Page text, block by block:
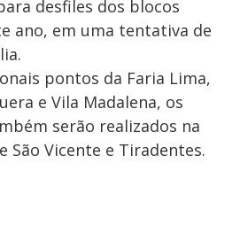
desfiles dos blocos
ano, em uma tentativa de
pontos da Faria Lima,
e Vila Madalena, os
serão realizados na
São Vicente e Tiradentes.